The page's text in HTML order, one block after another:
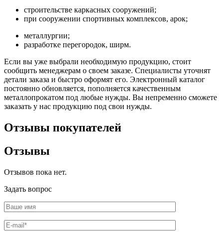
строительстве каркасных сооружений;
при сооружении спортивных комплексов, арок;
металлургии;
разработке перегородок, ширм.
Если вы уже выбрали необходимую продукцию, стоит
сообщить менеджерам о своем заказе. Специалисты уточнят
детали заказа и быстро оформят его. Электронный каталог
постоянно обновляется, пополняется качественным
металлопрокатом под любые нужды. Вы непременно сможете
заказать у нас продукцию под свои нужды.
Отзывы покупателей
Отзывы
Отзывов пока нет.
Задать вопрос